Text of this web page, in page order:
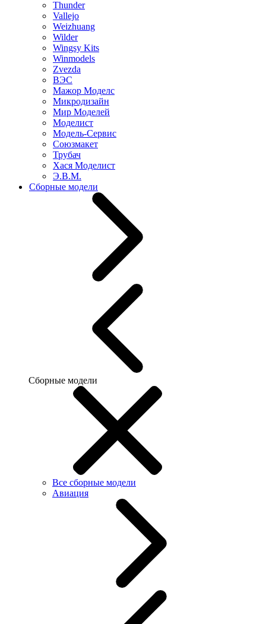
Thunder
Vallejo
Weizhuang
Wilder
Wingsy Kits
Winmodels
Zvezda
ВЭС
Мажор Моделс
Микродизайн
Мир Моделей
Моделист
Модель-Сервис
Союзмакет
Трубач
Хася Моделист
Э.В.М.
Сборные модели
Сборные модели
Все сборные модели
Авиация